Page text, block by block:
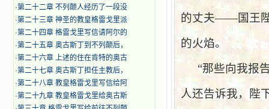
·第二十二章 不列颠人经历了一段没
·第二十三章 神圣的教皇格雷戈里派
·第二十四章 格雷戈里写信请阿尔的
·第二十五章 奥古斯丁到不列颠后，
·第二十六章 上述的住在肯特的奥古
·第二十七章 奥古斯丁担任主教后，
·第二十八章 教皇格雷戈里写信给阿
·第二十九章 教皇格雷戈里给奥古斯
的丈夫——国王陛
的火焰。
“那些向我报
人还告诉我，陛